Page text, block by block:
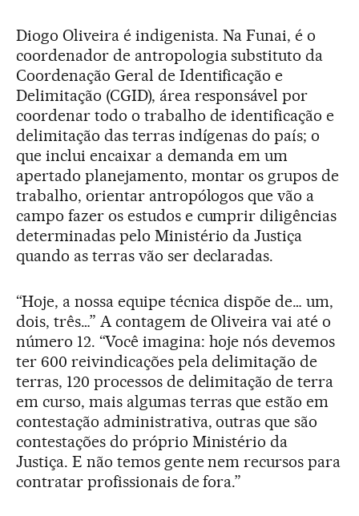
Diogo Oliveira é indigenista. Na Funai, é o
coordenador de antropologia substituto da
Coordenação Geral de Identificação e
Delimitação (CGID), área responsável por
coordenar todo o trabalho de identificação e
delimitação das terras indígenas do país; o
que inclui encaixar a demanda em um
apertado planejamento, montar os grupos de
trabalho, orientar antropólogos que vão a
campo fazer os estudos e cumprir diligências
determinadas pelo Ministério da Justiça
quando as terras vão ser declaradas.
“Hoje, a nossa equipe técnica dispõe de… um,
dois, três…” A contagem de Oliveira vai até o
número 12. “Você imagina: hoje nós devemos
ter 600 reivindicações pela delimitação de
terras, 120 processos de delimitação de terra
em curso, mais algumas terras que estão em
contestação administrativa, outras que são
contestações do próprio Ministério da
Justiça. E não temos gente nem recursos para
contratar profissionais de fora.”